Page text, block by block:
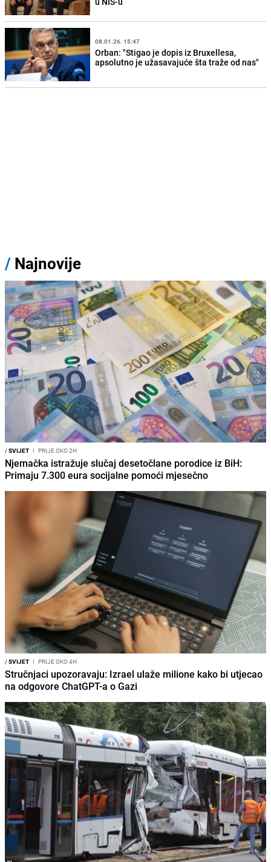
08.01.26. 15:47
Orban: "Stigao je dopis iz Bruxellesa,
apsolutno je užasavajuće šta traže od nas"
/ Najnovije
/SVIJET I PRIJE OKO 2H
Njemačka istražuje slučaj desetočlane porodice iz BiH:
Primaju 7.300 eura socijalne pomoći mjesečno
/SVIJET I PRIJE OKO 4H
Stručnjaci upozoravaju: Izrael ulaže milione kako bi utjecao
na odgovore ChatGPT-a o Gazi